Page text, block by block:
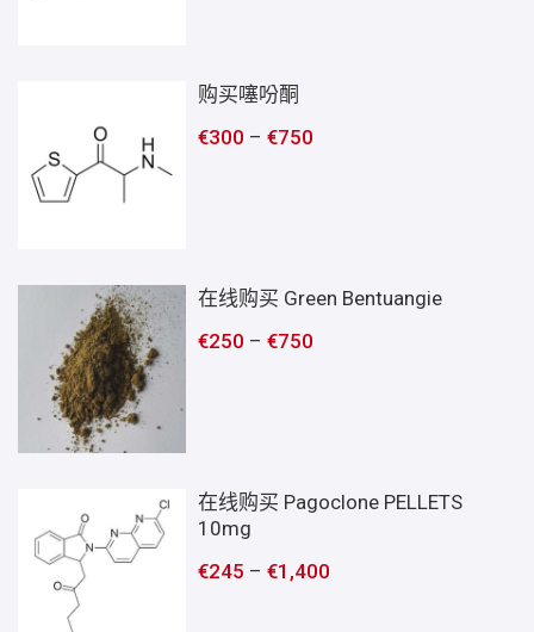
购买噻吩酮
€300 –€750
在线购买 Green Bentuangie
€250 –€750
在线购买 Pagoclone PELLETS
10mg
€245 –€1,400